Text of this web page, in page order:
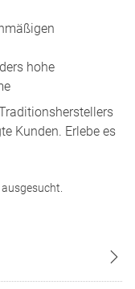
hohe
Kunden. Erlebe es